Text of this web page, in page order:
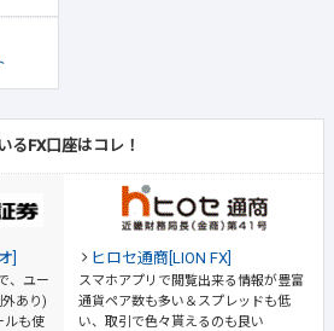
るFX口座はコレ！
]
、ユー
あり)
ルも使
ヒロセ通商[LION FX]
スマホアプリで閲覧出来る情報が豊富
通貨ペア数も多い＆スプレッドも低
い、取引で色々貰えるのも良い